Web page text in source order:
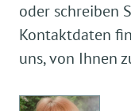
oder schreiben
Kontaktdaten
uns, von Ihnen